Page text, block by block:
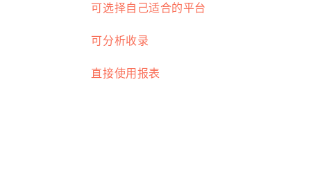
可选择自己适合的平台
可分析收录
直接使用报表